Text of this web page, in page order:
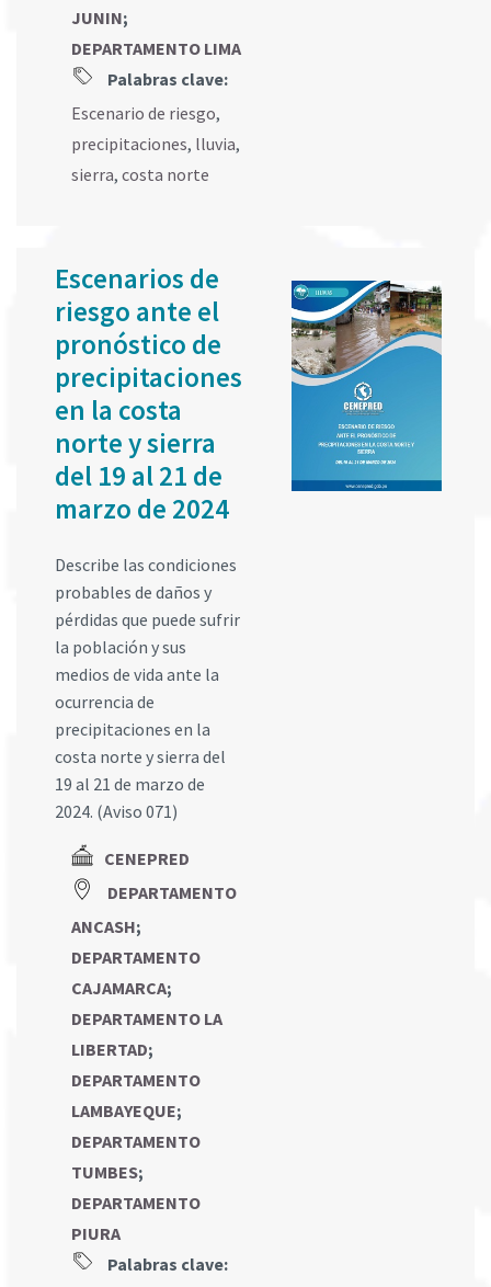
JUNIN;
DEPARTAMENTO LIMA
Palabras clave:
Escenario de riesgo,
precipitaciones, lluvia,
sierra, costa norte
Escenarios de
riesgo ante el
pronóstico de
precipitaciones
en la costa
norte y sierra
del 19 al 21 de
marzo de 2024
Describe las condiciones
probables de daños y
pérdidas que puede sufrir
la población y sus
medios de vida ante la
ocurrencia de
precipitaciones en la
costa norte y sierra del
19 al 21 de marzo de
2024. (Aviso 071)
CENEPRED
DEPARTAMENTO
ANCASH;
DEPARTAMENTO
CAJAMARCA;
DEPARTAMENTO LA
LIBERTAD;
DEPARTAMENTO
LAMBAYEQUE;
DEPARTAMENTO
TUMBES;
DEPARTAMENTO
PIURA
Palabras clave: